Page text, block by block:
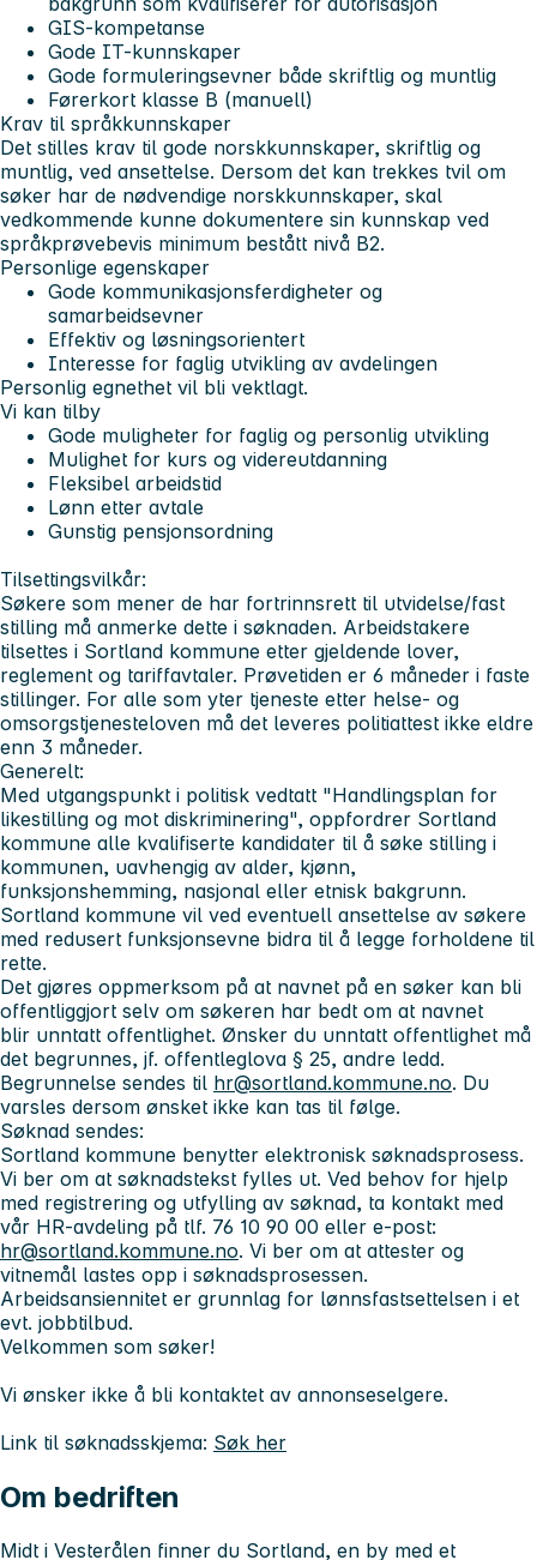
GIS-kompetanse
Gode IT-kunnskaper
Gode formuleringsevner både skriftlig og muntlig
Førerkort klasse B (manuell)
Krav til språkkunnskaper
Det stilles krav til gode norskkunnskaper, skriftlig og
muntlig, ved ansettelse. Dersom det kan trekkes tvil om
søker har de nødvendige norskkunnskaper, skal
vedkommende kunne dokumentere sin kunnskap ved
språkprøvebevis minimum bestått nivå B2.
Personlige egenskaper
Gode kommunikasjonsferdigheter og
samarbeidsevner
Effektiv og løsningsorientert
Interesse for faglig utvikling av avdelingen
Personlig egnethet vil bli vektlagt.
Vi kan tilby
Gode muligheter for faglig og personlig utvikling
Mulighet for kurs og videreutdanning
Fleksibel arbeidstid
Lønn etter avtale
Gunstig pensjonsordning
Tilsettingsvilkår:
Søkere som mener de har fortrinnsrett til utvidelse/fast
stilling må anmerke dette i søknaden. Arbeidstakere
tilsettes i Sortland kommune etter gjeldende lover,
reglement og tariffavtaler. Prøvetiden er 6 måneder i faste
stillinger. For alle som yter tjeneste etter helse- og
omsorgstjenesteloven må det leveres politiattest ikke eldre
enn 3 måneder.
Generelt:
Med utgangspunkt i politisk vedtatt "Handlingsplan for
likestilling og mot diskriminering", oppfordrer Sortland
kommune alle kvalifiserte kandidater til å søke stilling i
kommunen, uavhengig av alder, kjønn,
funksjonshemming, nasjonal eller etnisk bakgrunn.
Sortland kommune vil ved eventuell ansettelse av søkere
med redusert funksjonsevne bidra til å legge forholdene til
rette.
Det gjøres oppmerksom på at navnet på en søker kan bli
offentliggjort selv om søkeren har bedt om at navnet
blir unntatt offentlighet. Ønsker du unntatt offentlighet må
det begrunnes, jf. offentleglova § 25, andre ledd.
Begrunnelse sendes til hr@sortland.kommune.no. Du
varsles dersom ønsket ikke kan tas til følge.
Søknad sendes:
Sortland kommune benytter elektronisk søknadsprosess.
Vi ber om at søknadstekst fylles ut. Ved behov for hjelp
med registrering og utfylling av søknad, ta kontakt med
vår HR-avdeling på tlf. 76 10 90 00 eller e-post:
hr@sortland.kommune.no. Vi ber om at attester og
vitnemål lastes opp i søknadsprosessen.
Arbeidsansiennitet er grunnlag for lønnsfastsettelsen i et
evt. jobbtilbud.
Velkommen som søker!
Vi ønsker ikke å bli kontaktet av annonseselgere.
Link til søknadsskjema: Søk her
Om bedriften
Midt i Vesterålen finner du Sortland, en by med et